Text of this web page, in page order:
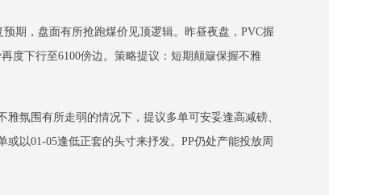
期，盘面有所抢跑煤价见顶逻辑。昨昼夜盘，PVC握
度下行至6100傍边。策略提议：短期颠簸保握不雅
氛围有所走弱的情况下，提议多单可安妥逢高减磅、
以01-05逢低正套的头寸来抒发。PP仍处产能投放周